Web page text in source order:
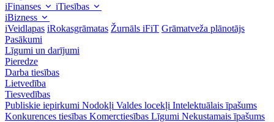
iFinanses
iTiesības
iBizness
iVeidlapas iRokasgrāmatas Žurnāls iFiT Grāmatveža plānotājs
Pasākumi
Līgumi un darījumi
Pieredze
Darba tiesības
Lietvedība
Tiesvedības
Publiskie iepirkumi Nodokļi Valdes locekļi Intelektuālais īpašums
Konkurences tiesības Komerctiesības Līgumi Nekustamais īpašums